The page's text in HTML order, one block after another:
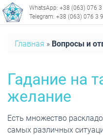
WhatsApp: +38 (063) 076 3
Telegram: +38 (063) 076 3
Главная » Вопросы и
Гадание на
желание
Есть множество
самых различных